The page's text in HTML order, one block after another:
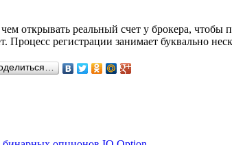
реальный счет у брокера, чтобы
Процесс регистрации занимает буквально